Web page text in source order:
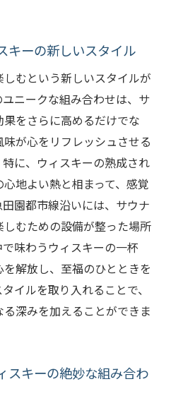
キーの新しいスタイル
むという新しいスタイルが
ニークな組み合わせは、サ
をさらに高めるだけでな
が心をリフレッシュさせる
に、ウィスキーの熟成され
地よい熱と相まって、感覚
園都市線沿いには、サウナ
むための設備が整った場所
味わうウィスキーの一杯
解放し、至福のひとときを
イルを取り入れることで、
深みを加えることができま
スキーの絶妙な組み合わ